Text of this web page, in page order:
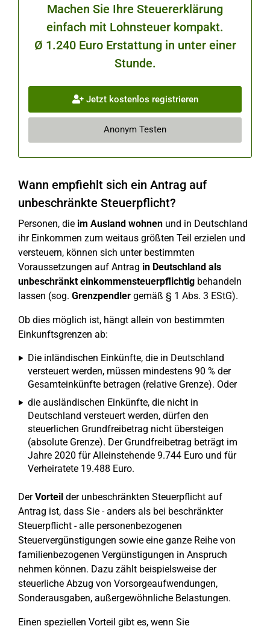
Machen Sie Ihre Steuererklärung
einfach mit Lohnsteuer kompakt.
Ø 1.240 Euro Erstattung in unter einer
Stunde.
Jetzt kostenlos registrieren
Anonym Testen
Wann empfiehlt sich ein Antrag auf
unbeschränkte Steuerpflicht?
Personen, die im Ausland wohnen und in Deutschland
ihr Einkommen zum weitaus größten Teil erzielen und
versteuern, können sich unter bestimmten
Voraussetzungen auf Antrag in Deutschland als
unbeschränkt einkommensteuerpflichtig behandeln
lassen (sog. Grenzpendler gemäß § 1 Abs. 3 EStG).
Ob dies möglich ist, hängt allein von bestimmten
Einkunftsgrenzen ab:
Die inländischen Einkünfte, die in Deutschland
versteuert werden, müssen mindestens 90 % der
Gesamteinkünfte betragen (relative Grenze). Oder
die ausländischen Einkünfte, die nicht in
Deutschland versteuert werden, dürfen den
steuerlichen Grundfreibetrag nicht übersteigen
(absolute Grenze). Der Grundfreibetrag beträgt im
Jahre 2020 für Alleinstehende 9.744 Euro und für
Verheiratete 19.488 Euro.
DerVorteil der unbeschränkten Steuerpflicht auf
Antrag ist, dass Sie - anders als bei beschränkter
Steuerpflicht - alle personenbezogenen
Steuervergünstigungen sowie eine ganze Reihe von
familienbezogenen Vergünstigungen in Anspruch
nehmen können. Dazu zählt beispielsweise der
steuerliche Abzug von Vorsorgeaufwendungen,
Sonderausgaben, außergewöhnliche Belastungen.
Einen speziellen Vorteil gibt es, wenn Sie